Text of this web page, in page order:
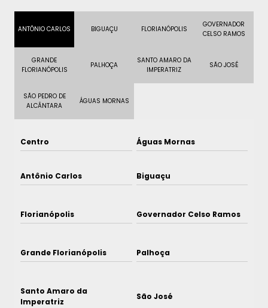
ANTÔNIO CARLOS BIGUAÇU FLORIANÓPOLIS
GOVERNADOR
CELSO RAMOS
GRANDE
FLORIANÓPOLIS
PALHOÇA
SANTO AMARO DA
IMPERATRIZ
SÃO JOSÉ
SÃO PEDRO DE
ALCÂNTARA
ÁGUAS MORNAS
Centro Águas Mornas
Antônio Carlos Biguaçu
Florianópolis Governador Celso Ramos
Grande Florianópolis Palhoça
Santo Amaro da
Imperatriz
São José